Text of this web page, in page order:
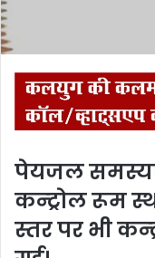
पेयजल
कन्ट्रोल रूम
स्तर पर भी